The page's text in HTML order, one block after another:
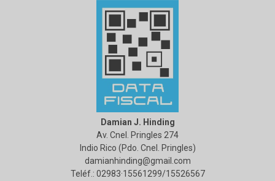
Damian J. Hinding
Av. Cnel. Pringles 274
Indio Rico (Pdo. Cnel. Pringles)
damianhinding@gmail.com
Teléf.: 02983·15561299/15526567